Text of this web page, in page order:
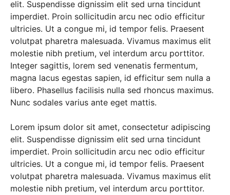
elit. Suspendisse dignissim elit sed urna tincidunt
imperdiet. Proin sollicitudin arcu nec odio efficitur
ultricies. Ut a congue mi, id tempor felis. Praesent
volutpat pharetra malesuada. Vivamus maximus elit
molestie nibh pretium, vel interdum arcu porttitor.
Integer sagittis, lorem sed venenatis fermentum,
magna lacus egestas sapien, id efficitur sem nulla a
libero. Phasellus facilisis nulla sed rhoncus maximus.
Nunc sodales varius ante eget mattis.
Lorem ipsum dolor sit amet, consectetur adipiscing
elit. Suspendisse dignissim elit sed urna tincidunt
imperdiet. Proin sollicitudin arcu nec odio efficitur
ultricies. Ut a congue mi, id tempor felis. Praesent
volutpat pharetra malesuada. Vivamus maximus elit
molestie nibh pretium, vel interdum arcu porttitor.